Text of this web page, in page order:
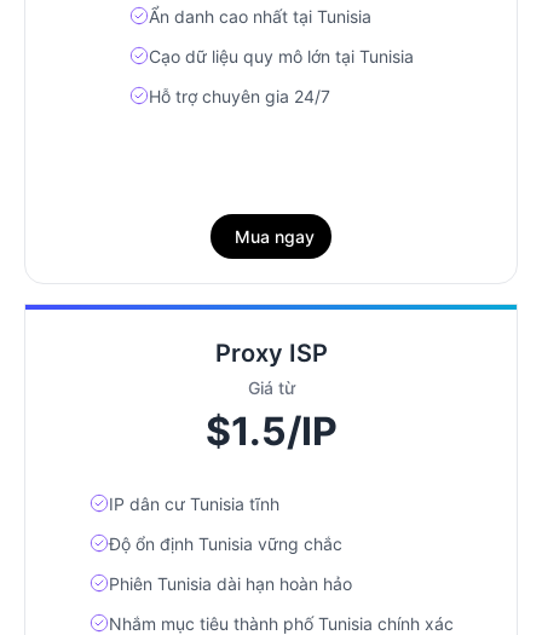
Ẩn danh cao nhất tại Tunisia
Cạo dữ liệu quy mô lớn tại Tunisia
Hỗ trợ chuyên gia 24/7
Mua ngay
Proxy ISP
Giá từ
$1.5/IP
IP dân cư Tunisia tĩnh
Độ ổn định Tunisia vững chắc
Phiên Tunisia dài hạn hoàn hảo
Nhắm mục tiêu thành phố Tunisia chính xác